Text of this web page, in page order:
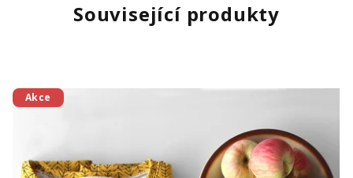
Související produkty
Akce